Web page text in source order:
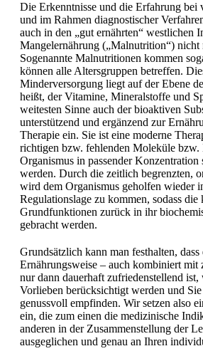
Die Erkenntnisse und die Erfahrung bei
und im Rahmen diagnostischer
auch in den „gut ernährten“ westlichen
Mangelernährung („Malnutrition“) nicht
Sogenannte Malnutritionen kommen
können alle Altersgruppen betreffen.
Minderversorgung liegt auf der Ebene
heißt, der Vitamine, Mineralstoffe und
weitesten Sinne auch der bioaktiven
unterstützend und ergänzend zur
Therapie ein. Sie ist eine moderne
richtigen bzw. fehlenden Moleküle
Organismus in passender Konzentration
werden. Durch die zeitlich begrenzten,
wird dem Organismus geholfen wieder
Regulationslage zu kommen, sodass die
Grundfunktionen zurück in ihr
gebracht werden.
Grundsätzlich kann man festhalten, dass
Ernährungsweise – auch kombiniert mit
nur dann dauerhaft zufriedenstellend ist,
Vorlieben berücksichtigt werden und
genussvoll empfinden. Wir setzen also
ein, die zum einen die medizinische
anderen in der Zusammenstellung der
ausgeglichen und genau an Ihren